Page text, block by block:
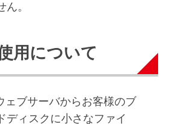
。
用について
ェブサーバからお客様のブ
ディスクに小さなファイ